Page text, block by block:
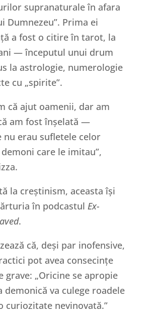
supranaturale în afara
Dumnezeu”. Prima ei
a fost o citire în tarot, la
— începutul unui drum
la astrologie, numerologie
cu „spirite”.
că ajut oamenii, dar am
am fost înșelată —
nu erau sufletele celor
care le imitau”,
la creștinism, aceasta își
în podcastul Ex-
.
că, deși par inofensive,
pot avea consecințe
grave: „Oricine se apropie
demonică va culege roadele
curiozitate nevinovată.”